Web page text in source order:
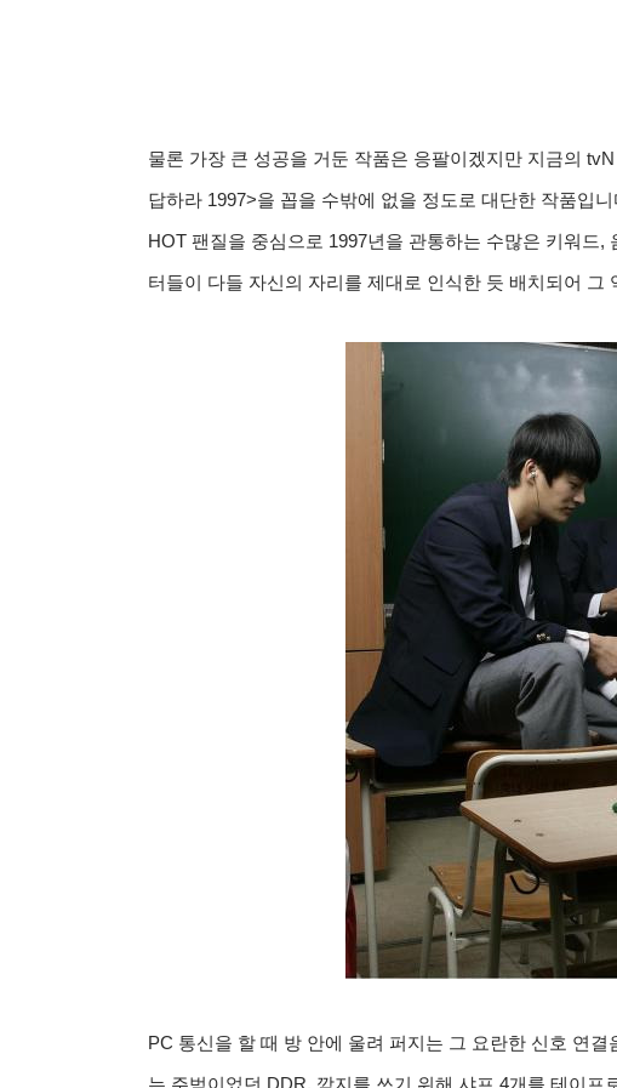
물론 가장 큰 성공을 거둔 작품은 응팔이겠지만 지금의
답하라 1997>을 꼽을 수밖에 없을 정도로 대단한 작품입니
HOT 팬질을 중심으로 1997년을 관통하는 수많은 키워드
터들이 다들 자신의 자리를 제대로 인식한 듯 배치되어 그
PC 통신을 할 때 방 안에 울려 퍼지는 그 요란한 신호 연